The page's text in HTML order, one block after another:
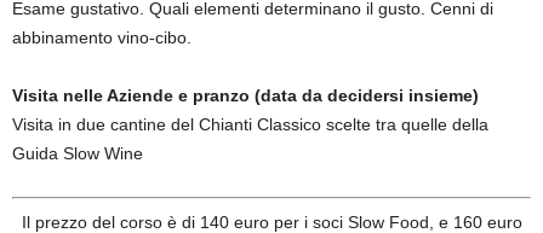
Esame gustativo. Quali elementi determinano il gusto. Cenni di
abbinamento vino-cibo.
Visita nelle Aziende e pranzo (data da decidersi insieme)
Visita in due cantine del Chianti Classico scelte tra quelle della
Guida Slow Wine
Il prezzo del corso è di 140 euro per i soci Slow Food, e 160 euro